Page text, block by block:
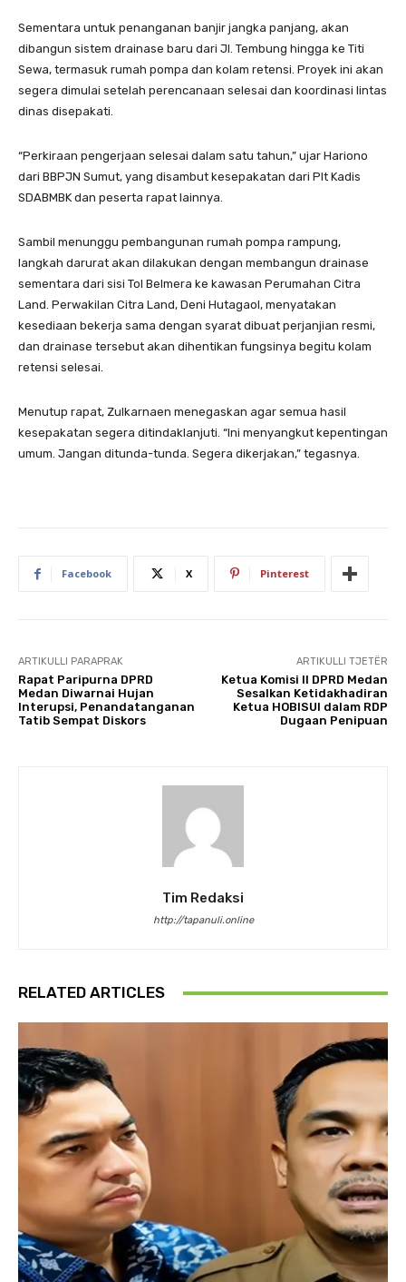
Sementara untuk penanganan banjir jangka panjang, akan
dibangun sistem drainase baru dari Jl. Tembung hingga ke Titi
Sewa, termasuk rumah pompa dan kolam retensi. Proyek ini akan
segera dimulai setelah perencanaan selesai dan koordinasi lintas
dinas disepakati.
“Perkiraan pengerjaan selesai dalam satu tahun,” ujar Hariono
dari BBPJN Sumut, yang disambut kesepakatan dari Plt Kadis
SDABMBK dan peserta rapat lainnya.
Sambil menunggu pembangunan rumah pompa rampung,
langkah darurat akan dilakukan dengan membangun drainase
sementara dari sisi Tol Belmera ke kawasan Perumahan Citra
Land. Perwakilan Citra Land, Deni Hutagaol, menyatakan
kesediaan bekerja sama dengan syarat dibuat perjanjian resmi,
dan drainase tersebut akan dihentikan fungsinya begitu kolam
retensi selesai.
Menutup rapat, Zulkarnaen menegaskan agar semua hasil
kesepakatan segera ditindaklanjuti. “Ini menyangkut kepentingan
umum. Jangan ditunda-tunda. Segera dikerjakan,” tegasnya.
Facebook X Pinterest
ARTIKULLI PARAPRAK
Rapat Paripurna DPRD
Medan Diwarnai Hujan
Interupsi, Penandatanganan
Tatib Sempat Diskors
ARTIKULLI TJETËR
Ketua Komisi II DPRD Medan
Sesalkan Ketidakhadiran
Ketua HOBISUI dalam RDP
Dugaan Penipuan
Tim Redaksi
http://tapanuli.online
RELATED ARTICLES